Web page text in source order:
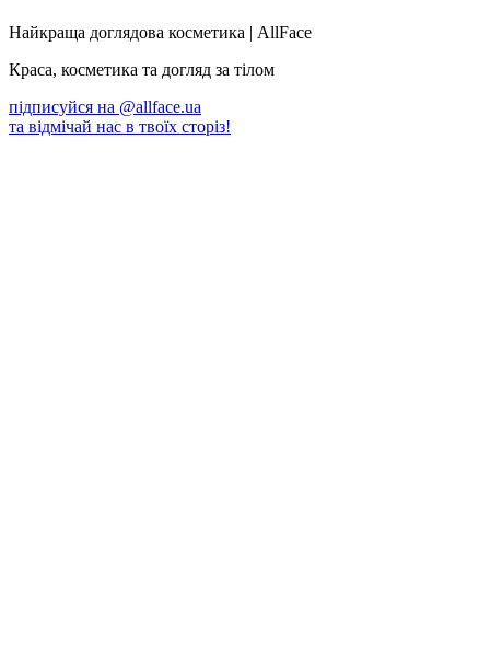
Найкраща доглядова косметика | AllFace
Краса, косметика та догляд за тілом
підписуйся на @allface.ua
та відмічай нас в твоїх сторіз!